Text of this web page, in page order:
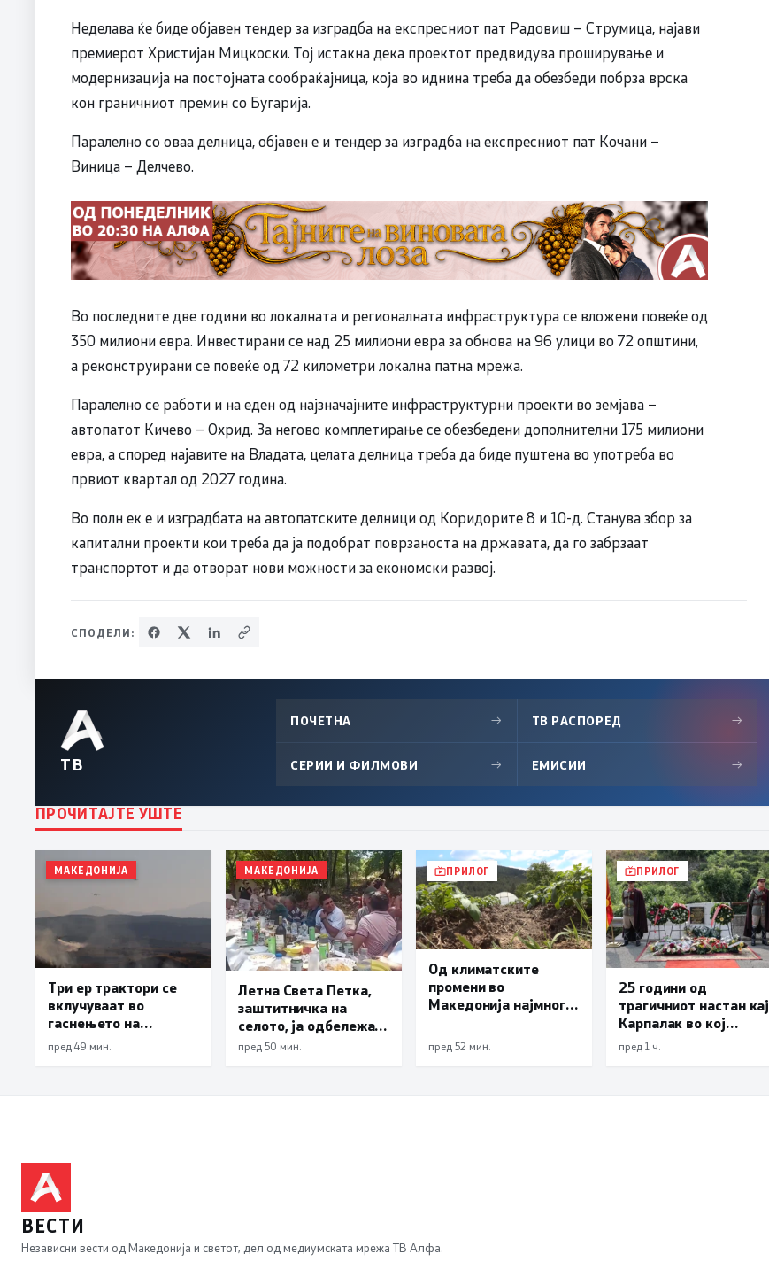
Неделава ќе биде објавен тендер за изградба на експресниот пат Радовиш – Струмица, најави
премиерот Христијан Мицкоски. Тој истакна дека проектот предвидува проширување и
модернизација на постојната сообраќајница, која во иднина треба да обезбеди побрза врска
кон граничниот премин со Бугарија.
Паралелно со оваа делница, објавен е и тендер за изградба на експресниот пат Кочани –
Виница – Делчево.
Во последните две години во локалната и регионалната инфраструктура се вложени повеќе од
350 милиони евра. Инвестирани се над 25 милиони евра за обнова на 96 улици во 72 општини,
а реконструирани се повеќе од 72 километри локална патна мрежа.
Паралелно се работи и на еден од најзначајните инфраструктурни проекти во земјава –
автопатот Кичево – Охрид. За негово комплетирање се обезбедени дополнителни 175 милиони
евра, а според најавите на Владата, целата делница треба да биде пуштена во употреба во
првиот квартал од 2027 година.
Во полн ек е и изградбата на автопатските делници од Коридорите 8 и 10-д. Станува збор за
капитални проекти кои треба да ја подобрат поврзаноста на државата, да го забрзаат
транспортот и да отворат нови можности за економски развој.
СПОДЕЛИ:
ТВ
ПОЧЕТНА → ТВ РАСПОРЕД →
СЕРИИ И ФИЛМОВИ → ЕМИСИИ →
ПРОЧИТАЈТЕ УШТЕ
МАКЕДОНИЈА
Три ер трактори се
вклучуваат во
гаснењето на
пожарот во Сопиште
пред 49 мин.
МАКЕДОНИЈА
Летна Света Петка,
заштитничка на
селото, ја одбележаа
Македонците во село
пред 50 мин.
ПРИЛОГ
Од климатските
промени во
Македонија најмногу
земјоделството
пред 52 мин.
ПРИЛОГ
25 години од
трагичниот настан кај
Карпалак во кој
загинаа десетмина
македонски
пред 1 ч.
ВЕСТИ
Независни вести од Македонија и светот, дел од медиумската мрежа ТВ Алфа.